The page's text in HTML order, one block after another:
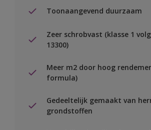
Toonaangevend duurzaam
Zeer schrobvast (klasse 1
13300)
Meer m2 door hoog
formula)
Gedeeltelijk gemaakt van
grondstoffen